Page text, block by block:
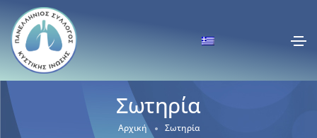
Σωτηρία
Αρχική Σωτηρία